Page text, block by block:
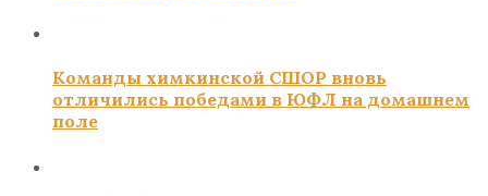
Команды химкинской СШОР вновь
отличились победами в ЮФЛ на домашнем
поле